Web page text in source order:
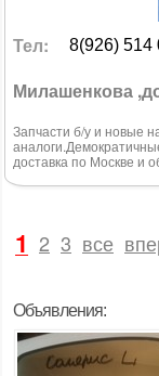
Объявления:
Тел: 8(926) 514
Милашенкова
Запчасти б/у и новые
доставка по Москве и
1 2 3 все